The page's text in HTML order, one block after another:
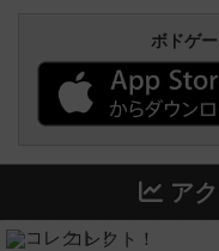
ボドゲ
ア
コレクト！